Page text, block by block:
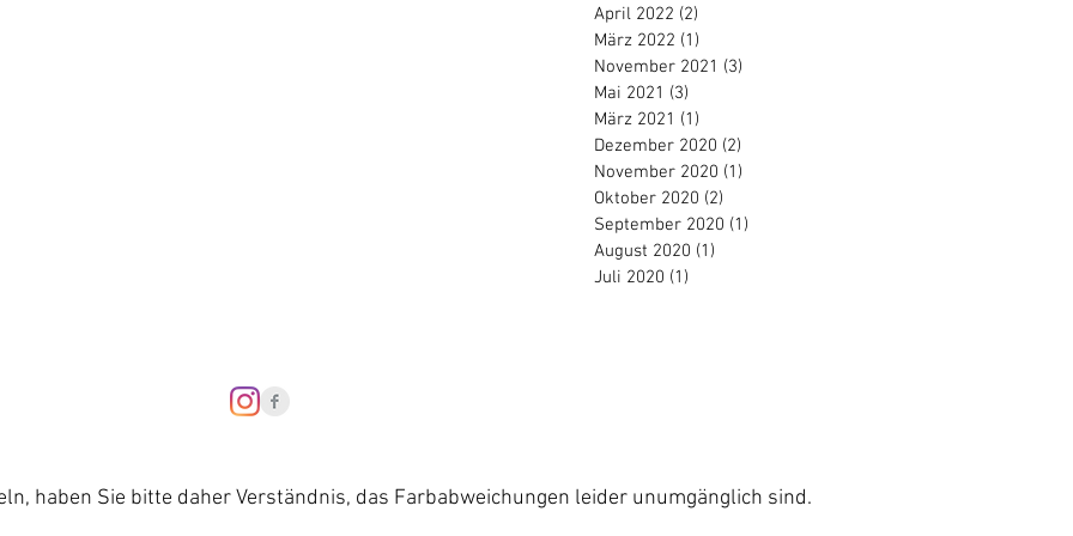
April 2022 (2)
März 2022 (1)
November 2021 (3)
Mai 2021 (3)
März 2021 (1)
Dezember 2020 (2)
November 2020 (1)
Oktober 2020 (2)
September 2020 (1)
August 2020 (1)
Juli 2020 (1)
haben Sie bitte daher Verständnis, das Farbabweichungen leider unumgänglich sind.